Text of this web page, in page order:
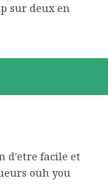
sur deux en
d'etre facile et
ouh you